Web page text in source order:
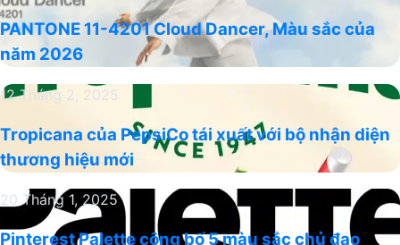
11-
4201
Cloud
Màu
của
năm
PANTONE 11-4201 Cloud Dancer, Màu sắc của
năm 2026
Tropicana
PepsiCo
tái
với
12 Tháng 2, 2025
Tropicana của PepsiCo tái xuất với bộ nhận diện
thương hiệu mới
Pinterest
Palette
20 Tháng 1, 2025
Pinterest Palette công bố 5 màu sắc chủ đạo